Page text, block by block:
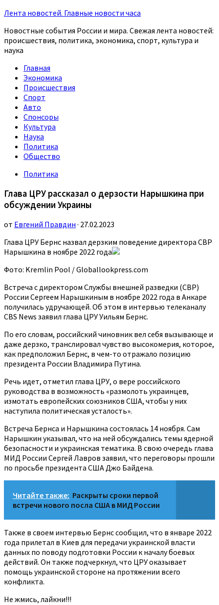
Лента новостей. Главные новости часа
Новостные события России и мира. Свежая лента новостей:
происшествия, политика, экономика, спорт, культура и
наука
Главная
Экономика
Происшествия
Спорт
Авто
Спонсоры
Культура
Наука
Политика
Общество
Политика
Глава ЦРУ рассказал о дерзости Нарышкина при
обсуждении Украины
от Евгений Правдин · 27.02.2023
Глава ЦРУ Бернс назвал дерзким поведение директора СВР
Нарышкина в ноябре 2022 года
Фото: Kremlin Pool / Globallookpress.com
Встреча с директором Службы внешней разведки (СВР)
России Сергеем Нарышкиным в ноябре 2022 года в Анкаре
получилась удручающей. Об этом в интервью телеканалу
CBS News заявил глава ЦРУ Уильям Бернс.
По его словам, российский чиновник вел себя вызывающе и
даже дерзко, транслировал чувство высокомерия, которое,
как предположил Бернс, в чем-то отражало позицию
президента России Владимира Путина.
Речь идет, отметил глава ЦРУ, о вере российского
руководства в возможность «размолоть украинцев,
измотать европейских союзников США, чтобы у них
наступила политическая усталость».
Встреча Бернса и Нарышкина состоялась 14 ноября. Сам
Нарышкин указывал, что на ней обсуждались темы ядерной
безопасности и украинская тематика. В свою очередь глава
МИД России Сергей Лавров заявил, что переговоры прошли
по просьбе президента США Джо Байдена.
Читайте также: Раскрыты сроки первой
встречи нового посла США в МИД России
Также в своем интервью Бернс сообщил, что в январе 2022
года прилетал в Киев для передачи украинской власти
данных по поводу подготовки России к началу боевых
действий. Он также подчеркнул, что ЦРУ оказывает
помощь украинской стороне на протяжении всего
конфликта.
Не жмись, лайкни!!!